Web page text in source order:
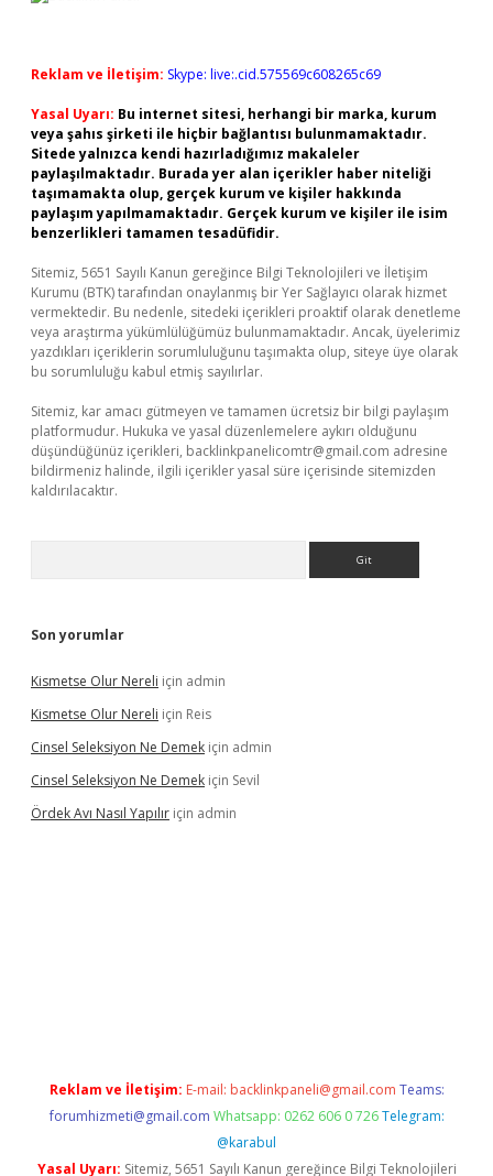
Reklam ve İletişim: Skype: live:.cid.575569c608265c69
Yasal Uyarı: Bu internet sitesi, herhangi bir marka, kurum
veya şahıs şirketi ile hiçbir bağlantısı bulunmamaktadır.
Sitede yalnızca kendi hazırladığımız makaleler
paylaşılmaktadır. Burada yer alan içerikler haber niteliği
taşımamakta olup, gerçek kurum ve kişiler hakkında
paylaşım yapılmamaktadır. Gerçek kurum ve kişiler ile isim
benzerlikleri tamamen tesadüfidir.
Sitemiz, 5651 Sayılı Kanun gereğince Bilgi Teknolojileri ve İletişim
Kurumu (BTK) tarafından onaylanmış bir Yer Sağlayıcı olarak hizmet
vermektedir. Bu nedenle, sitedeki içerikleri proaktif olarak denetleme
veya araştırma yükümlülüğümüz bulunmamaktadır. Ancak, üyelerimiz
yazdıkları içeriklerin sorumluluğunu taşımakta olup, siteye üye olarak
bu sorumluluğu kabul etmiş sayılırlar.
Sitemiz, kar amacı gütmeyen ve tamamen ücretsiz bir bilgi paylaşım
platformudur. Hukuka ve yasal düzenlemelere aykırı olduğunu
düşündüğünüz içerikleri, backlinkpanelicomtr@gmail.com adresine
bildirmeniz halinde, ilgili içerikler yasal süre içerisinde sitemizden
kaldırılacaktır.
Son yorumlar
Kismetse Olur Nereli için admin
Kismetse Olur Nereli için Reis
Cinsel Seleksiyon Ne Demek için admin
Cinsel Seleksiyon Ne Demek için Sevil
Ördek Avı Nasıl Yapılır için admin
Reklam ve İletişim: E-mail: backlinkpaneli@gmail.com Teams:
forumhizmeti@gmail.com Whatsapp: 0262 606 0 726 Telegram:
@karabul
Yasal Uyarı: Sitemiz, 5651 Sayılı Kanun gereğince Bilgi Teknolojileri